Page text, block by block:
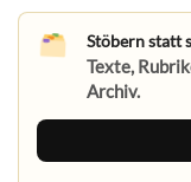
Stöbern statt
Texte,
Archiv.